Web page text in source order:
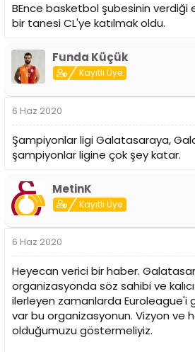
BEnce basketbol şubesinin verdiği
bir tanesi CL'ye katılmak oldu.
Funda Küçük
Kayıtlı Üye
6 Haz 2020
Şampiyonlar ligi Galatasaraya,
şampiyonlar ligine çok şey katar.
MetinK
Kayıtlı Üye
6 Haz 2020
Heyecan verici bir haber.
organizasyonda söz sahibi ve
ilerleyen zamanlarda Euroleague'i
var bu organizasyonun. Vizyon ve
olduğumuzu göstermeliyiz.